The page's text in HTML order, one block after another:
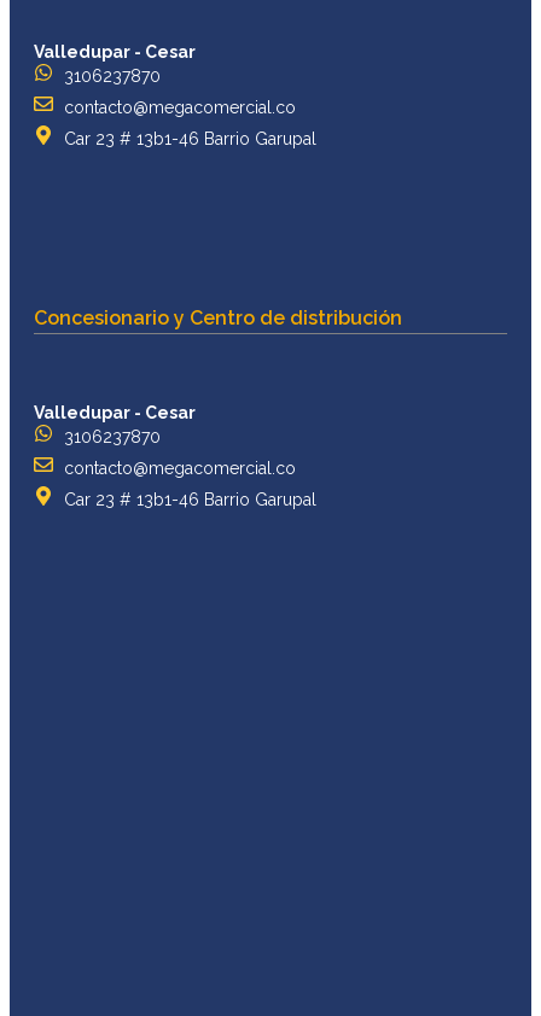
Valledupar - Cesar
3106237870
contacto@megacomercial.co
Car 23 # 13b1-46 Barrio Garupal
Concesionario y Centro de distribución
Valledupar - Cesar
3106237870
contacto@megacomercial.co
Car 23 # 13b1-46 Barrio Garupal